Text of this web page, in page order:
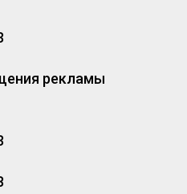
рекламы